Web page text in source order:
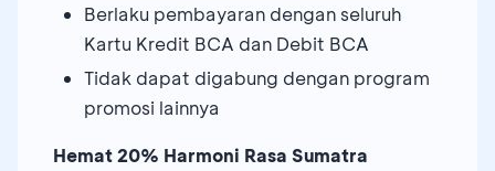
Berlaku pembayaran dengan seluruh
Kartu Kredit BCA dan Debit BCA
Tidak dapat digabung dengan program
promosi lainnya
Hemat 20% Harmoni Rasa Sumatra